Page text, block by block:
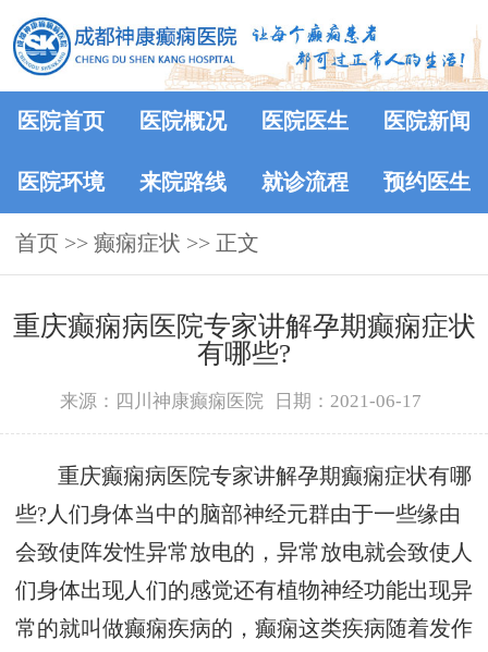
医院首页 医院概况 医院医生 医院新闻
医院环境 来院路线 就诊流程 预约医生
首页 >> 癫痫症状 >> 正文
重庆癫痫病医院专家讲解孕期癫痫症状
有哪些?
来源：四川神康癫痫医院 日期：2021-06-17
重庆癫痫病医院专家讲解孕期癫痫症状有哪
些?人们身体当中的脑部神经元群由于一些缘由
会致使阵发性异常放电的，异常放电就会致使人
们身体出现人们的感觉还有植物神经功能出现异
常的就叫做癫痫疾病的，癫痫这类疾病随着发作